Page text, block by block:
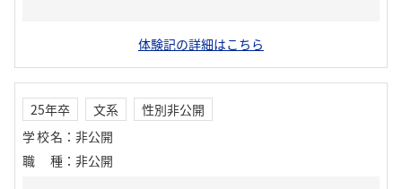
体験記の詳細はこちら
25年卒 文系
性別非公開
学校名 ： 非公開
職種 ： 非公開